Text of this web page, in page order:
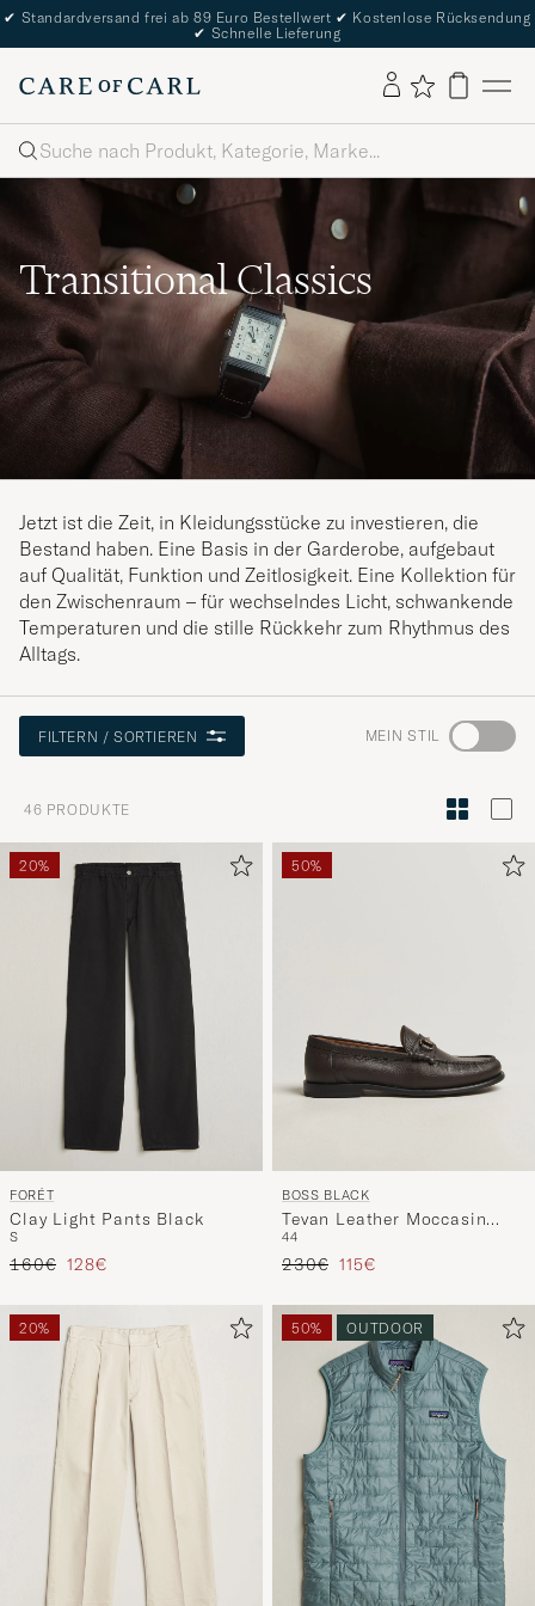
✔ Standardversand frei ab 89 Euro Bestellwert ✔ Kostenlose Rücksendung
✔ Schnelle Lieferung
Suche
Transitional Classics
Jetzt ist die Zeit, in Kleidungsstücke zu investieren, die
Bestand haben. Eine Basis in der Garderobe, aufgebaut
auf Qualität, Funktion und Zeitlosigkeit. Eine Kollektion für
den Zwischenraum – für wechselndes Licht, schwankende
Temperaturen und die stille Rückkehr zum Rhythmus des
Alltags.
FILTERN / SORTIEREN MEIN STIL Wechseln
zur
und
eine
Auswahl,
Stil
46 PRODUKTE
20%
FORÉT
Clay Light Pants Black
S
Regulärer Preis
160€ Reduzierter Preis
128€
50%
BOSS BLACK
Tevan Leather Moccasin
Dark Brown
44
Regulärer Preis
230€ Reduzierter Preis
115€
20% 50% OUTDOOR